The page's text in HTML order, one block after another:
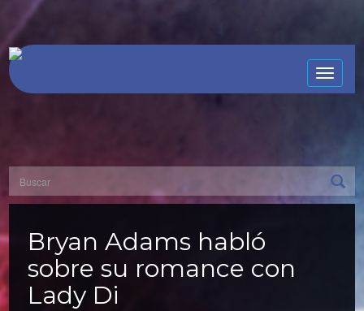
Toggle
Bryan Adams habló
sobre su romance con
Lady Di